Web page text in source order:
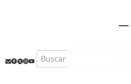
Search